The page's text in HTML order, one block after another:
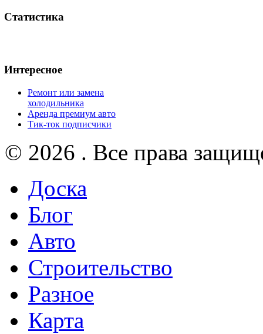
Статистика
Интересное
Ремонт или замена
холодильника
Аренда премиум авто
Тик-ток подписчики
© 2026 . Все права
Доска
Блог
Авто
Строительство
Разное
Карта